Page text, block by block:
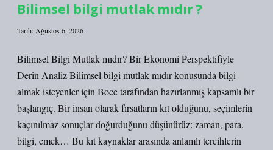
Bilimsel bilgi mutlak mıdır ?
Tarih: Ağustos 6, 2026
Bilimsel Bilgi Mutlak mıdır? Bir Ekonomi Perspektifiyle
Derin Analiz Bilimsel bilgi mutlak mıdır konusunda bilgi
almak isteyenler için Boce tarafından hazırlanmış kapsamlı bir
başlangıç. Bir insan olarak fırsatların kıt olduğunu, seçimlerin
kaçınılmaz sonuçlar doğurduğunu düşünürüz: zaman, para,
bilgi, emek… Bu kıt kaynaklar arasında anlamlı tercihlerin